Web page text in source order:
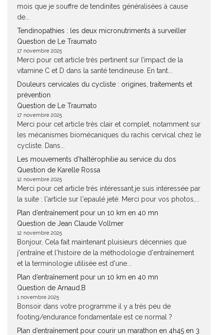
mois que je souffre de tendinites généralisées à cause
de...
Tendinopathies : les deux micronutriments à surveiller
Question de Le Traumato
17 novembre 2025
Merci pour cet article très pertinent sur l’impact de la
vitamine C et D dans la santé tendineuse. En tant...
Douleurs cervicales du cycliste : origines, traitements et
prévention
Question de Le Traumato
17 novembre 2025
Merci pour cet article très clair et complet, notamment sur
les mécanismes biomécaniques du rachis cervical chez le
cycliste. Dans...
Les mouvements d’haltérophilie au service du dos
Question de Karelle Rossa
12 novembre 2025
Merci pour cet article très intéressant.je suis intéressée par
la suite : l'article sur l'epaulé jeté. Merci pour vos photos,...
Plan d’entraînement pour un 10 km en 40 mn
Question de Jean Claude Vollmer
12 novembre 2025
Bonjour, Cela fait maintenant pluisieurs décennies que
j'entraîne et l'histoire de la méthodologie d'entraînement
et la terminologie utilisée est d'une...
Plan d’entraînement pour un 10 km en 40 mn
Question de Arnaud.B
1 novembre 2025
Bonsoir dans votre programme il y a très peu de
footing/endurance fondamentale est ce normal ?
Plan d’entraînement pour courir un marathon en 4h45 en 3